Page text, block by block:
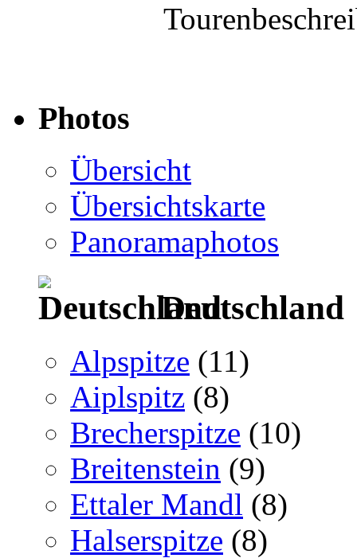
Photos
Übersicht
Übersichtskarte
Panoramaphotos
Deutschland
Alpspitze (11)
Aiplspitz (8)
Brecherspitze (10)
Breitenstein (9)
Ettaler Mandl (8)
Halserspitze (8)